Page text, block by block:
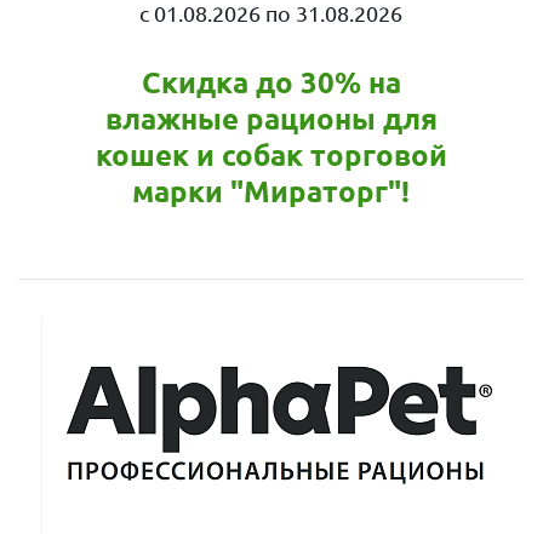
c 01.08.2026 по 31.08.2026
Скидка до 30% на
влажные рационы для
кошек и собак торговой
марки "Мираторг"!